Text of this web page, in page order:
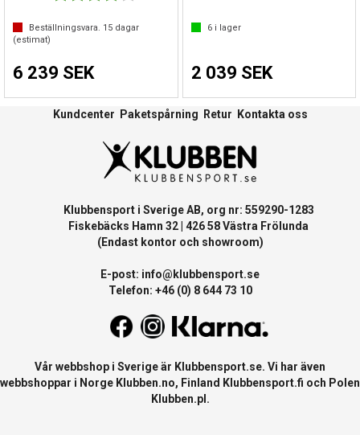
Beställningsvara. 15 dagar
(estimat)
6 239 SEK
6i lager
2 039 SEK
Kundcenter Paketspårning Retur Kontakta oss
Klubbensport i Sverige AB, org nr: 559290-1283
Fiskebäcks Hamn 32 | 426 58 Västra Frölunda
(Endast kontor och showroom)
E-post: info@klubbensport.se
Telefon: +46 (0) 8 644 73 10
Vår webbshop i Sverige är Klubbensport.se. Vi har även
webbshoppar i Norge Klubben.no, Finland Klubbensport.fi och Polen
Klubben.pl .